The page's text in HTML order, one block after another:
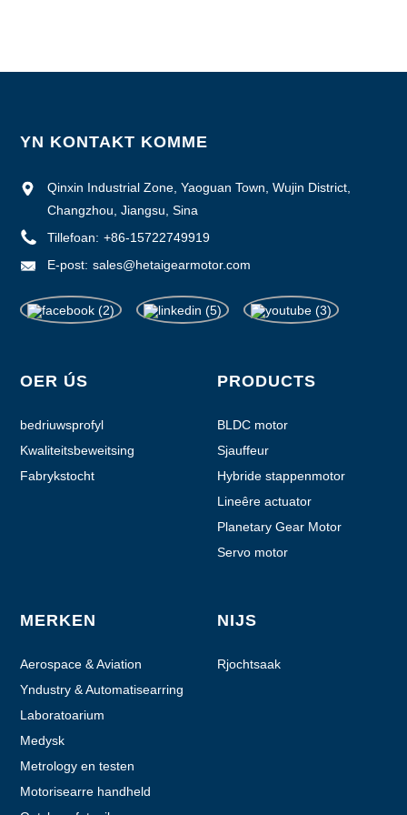
YN KONTAKT KOMME
Qinxin Industrial Zone, Yaoguan Town, Wujin District,
Changzhou, Jiangsu, Sina
Tillefoan: +86-15722749919
E-post: sales@hetaigearmotor.com
OER ÚS
bedriuwsprofyl
Kwaliteitsbeweitsing
Fabrykstocht
PRODUCTS
BLDC motor
Sjauffeur
Hybride stappenmotor
Lineêre actuator
Planetary Gear Motor
Servo motor
MERKEN
Aerospace & Aviation
Yndustry & Automatisearring
Laboratoarium
automatisearring
Medysk
Metrology en testen
Motorisearre handheld
apparaten
NIJS
Rjochtsaak